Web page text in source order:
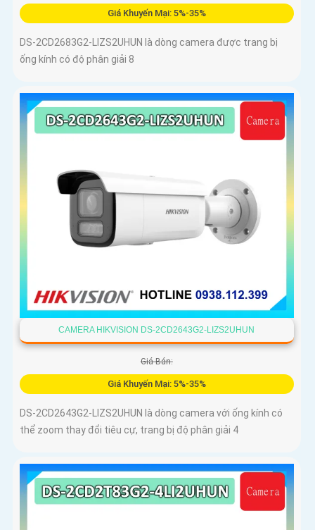
Giá Khuyến Mại: 5%-35%
DS-2CD2683G2-LIZS2UHUN là dòng camera được trang bị
ống kính có độ phân giải 8
CAMERA HIKVISION DS-2CD2643G2-LIZS2UHUN
Giá Bán:
Giá Khuyến Mại: 5%-35%
DS-2CD2643G2-LIZS2UHUN là dòng camera với ống kính có
thể zoom thay đổi tiêu cự, trang bị độ phân giải 4